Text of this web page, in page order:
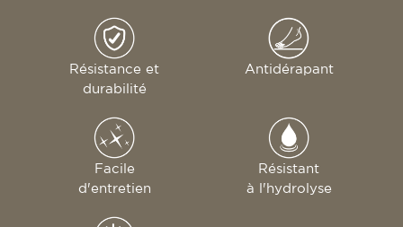
Résistance et
durabilité
Antidérapant
Facile
d'entretien
Résistant
à l'hydrolyse